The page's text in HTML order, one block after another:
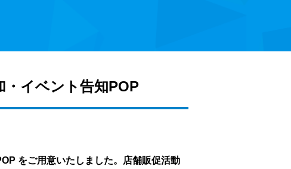
・イベント告知POP
をご用意いたしました。店舗販促活動